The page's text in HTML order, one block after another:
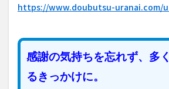
https://www.doubutsu-uranai.com/
感謝の気持ちを忘れず、多
るきっかけに。